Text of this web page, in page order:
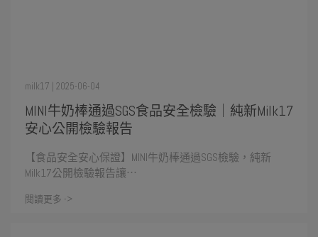
MINI牛奶棒通過SGS食品安全檢驗｜純新Milk17
安心公開檢驗報告
milk17 | 2025-06-04
【食品安全安心保證】MINI牛奶棒通過SGS檢驗，純新
Milk17公開檢驗報告讓⋯
閱讀更多 ->